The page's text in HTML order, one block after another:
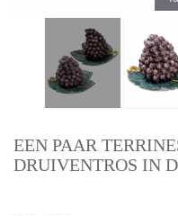
EEN PAAR
DRUIVENTROS IN